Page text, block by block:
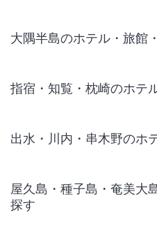
大隅半島のホテル・旅館
指宿・知覧・枕崎のホテ
出水・川内・串木野のホ
屋久島・種子島・奄美大
探す